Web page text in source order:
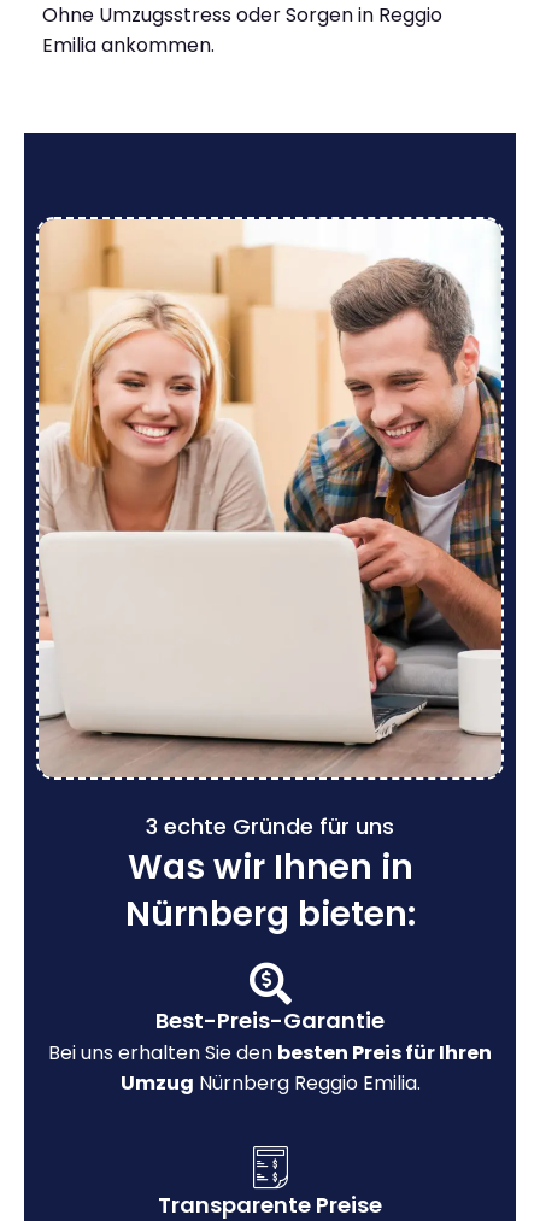
Ohne Umzugsstress oder Sorgen in Reggio
Emilia ankommen.
3 echte Gründe für uns
Was wir Ihnen in
Nürnberg bieten:
Best-Preis-Garantie
Bei uns erhalten Sie den besten Preis für Ihren
Umzug Nürnberg Reggio Emilia.
Transparente Preise